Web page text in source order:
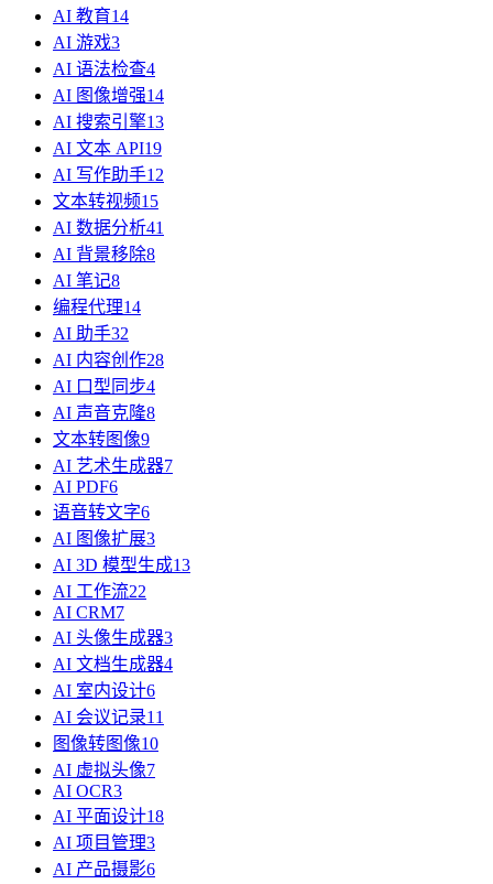
AI 教育14
AI 游戏3
AI 语法检查4
AI 图像增强14
AI 搜索引擎13
AI 文本 API19
AI 写作助手12
文本转视频15
AI 数据分析41
AI 背景移除8
AI 笔记8
编程代理14
AI 助手32
AI 内容创作28
AI 口型同步4
AI 声音克隆8
文本转图像9
AI 艺术生成器7
AI PDF6
语音转文字6
AI 图像扩展3
AI 3D 模型生成13
AI 工作流22
AI CRM7
AI 头像生成器3
AI 文档生成器4
AI 室内设计6
AI 会议记录11
图像转图像10
AI 虚拟头像7
AI OCR3
AI 平面设计18
AI 项目管理3
AI 产品摄影6